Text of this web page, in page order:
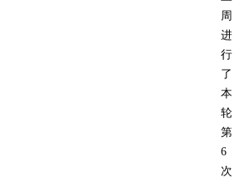
周
进
行
了
本
轮
第
6
次